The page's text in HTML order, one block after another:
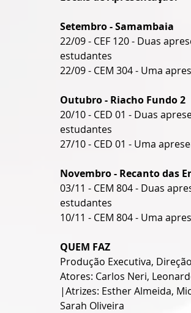
Setembro - Samambaia
22/09 - CEF 120 - Duas
estudantes
22/09 - CEM 304 - Uma
Outubro - Riacho Fundo 2
20/10 - CED 01 - Duas
estudantes
27/10 - CED 01 - Uma
Novembro - Recanto das
03/11 - CEM 804 - Duas
estudantes
10/11 - CEM 804 - Uma
QUEM FAZ
Produção Executiva,
Atores: Carlos Neri,
|Atrizes: Esther Almeida,
Sarah Oliveira